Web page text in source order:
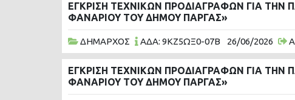
ΕΓΚΡΙΣΗ ΤΕΧΝΙΚΩΝ ΠΡΟΔΙΑΓΡΑΦΩΝ ΓΙΑ
ΦΑΝΑΡΙΟΥ ΤΟΥ ΔΗΜΟΥ ΠΑΡΓΑΣ»
ΔΗΜΑΡΧΟΣ ΑΔΑ: 9ΚΖ5ΩΞ0-07Β 26/06/2026
ΕΓΚΡΙΣΗ ΤΕΧΝΙΚΩΝ ΠΡΟΔΙΑΓΡΑΦΩΝ ΓΙΑ
ΦΑΝΑΡΙΟΥ ΤΟΥ ΔΗΜΟΥ ΠΑΡΓΑΣ»